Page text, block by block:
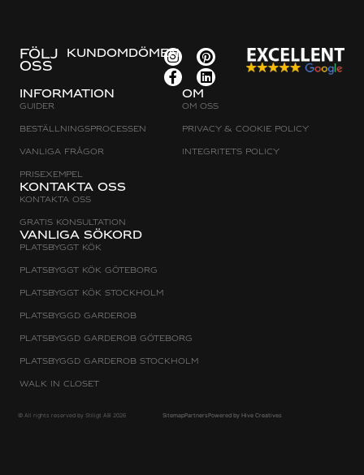
Vanliga sökord
Platsbyggt Kök
Platsbyggt kök Göteborg
Platsbyggt kök Stockholm
Platsbyggd Garderob
Platsbyggd Garderob Göteborg
Platsbyggd Garderob Stockholm
Walk in Closet
Information
Guider
Beställningsprocessen
Vanliga frågor
Prisexempel
Kontakta oss
Kontakta oss
Gratis konsultation
Om
Om oss
Privacy & cookie policy
Integritets policy
FÖLJ
OSS
KUNDOMDÖMEN
© All rights reserved by Stiligt AB 2026 SitemapPartnersPowered by Hive Creatives